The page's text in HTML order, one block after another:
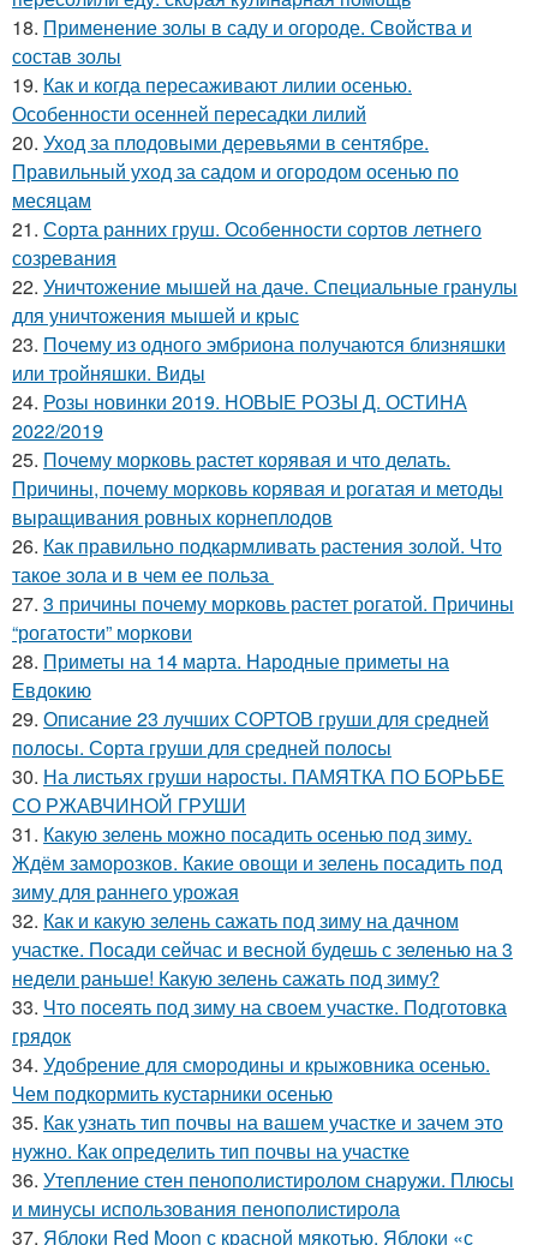
18. Применение золы в саду и огороде. Свойства и
состав золы
19. Как и когда пересаживают лилии осенью.
Особенности осенней пересадки лилий
20. Уход за плодовыми деревьями в сентябре.
Правильный уход за садом и огородом осенью по
месяцам
21. Сорта ранних груш. Особенности сортов летнего
созревания
22. Уничтожение мышей на даче. Специальные гранулы
для уничтожения мышей и крыс
23. Почему из одного эмбриона получаются близняшки
или тройняшки. Виды
24. Розы новинки 2019. НОВЫЕ РОЗЫ Д. ОСТИНА
2022/2019
25. Почему морковь растет корявая и что делать.
Причины, почему морковь корявая и рогатая и методы
выращивания ровных корнеплодов
26. Как правильно подкармливать растения золой. Что
такое зола и в чем ее польза
27. 3 причины почему морковь растет рогатой. Причины
“рогатости” моркови
28. Приметы на 14 марта. Народные приметы на
Евдокию
29. Описание 23 лучших СОРТОВ груши для средней
полосы. Сорта груши для средней полосы
30. На листьях груши наросты. ПАМЯТКА ПО БОРЬБЕ
СО РЖАВЧИНОЙ ГРУШИ
31. Какую зелень можно посадить осенью под зиму.
Ждём заморозков. Какие овощи и зелень посадить под
зиму для раннего урожая
32. Как и какую зелень сажать под зиму на дачном
участке. Посади сейчас и весной будешь с зеленью на 3
недели раньше! Какую зелень сажать под зиму?
33. Что посеять под зиму на своем участке. Подготовка
грядок
34. Удобрение для смородины и крыжовника осенью.
Чем подкормить кустарники осенью
35. Как узнать тип почвы на вашем участке и зачем это
нужно. Как определить тип почвы на участке
36. Утепление стен пенополистиролом снаружи. Плюсы
и минусы использования пенополистирола
37. Яблоки Red Moon с красной мякотью. Яблоки «с